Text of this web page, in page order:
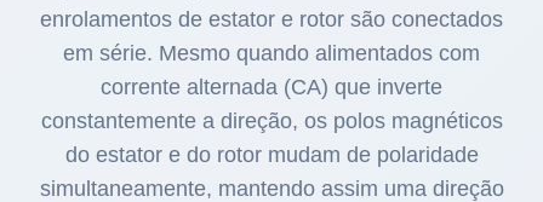
enrolamentos de estator e rotor são conectados
em série. Mesmo quando alimentados com
corrente alternada (CA) que inverte
constantemente a direção, os polos magnéticos
do estator e do rotor mudam de polaridade
simultaneamente, mantendo assim uma direção